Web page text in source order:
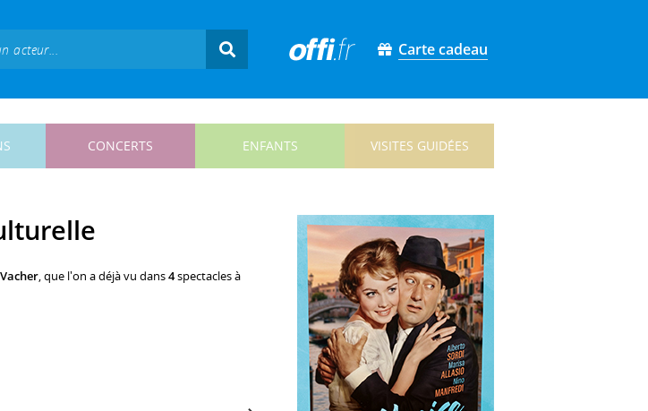
Carte cadeau
CONCERTS ENFANTS VISITES GUIDÉES
, que l'on a déjà vu dans4spectacles à